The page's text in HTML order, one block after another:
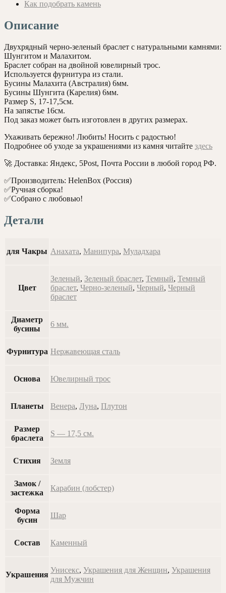
Как подобрать камень
Описание
Двухрядный черно-зеленый браслет с натуральными камнями:
Шунгитом и Малахитом.
Браслет собран на двойной ювелирный трос.
Используется фурнитура из стали.
Бусины Малахита (Австралия) 6мм.
Бусины Шунгита (Карелия) 6мм.
Размер S, 17-17,5см.
На запястье 16см.
Под заказ может быть изготовлен в других размерах.
Ухаживать бережно! Любить! Носить с радостью!
Подробнее об уходе за украшениями из камня читайте здесь
🚀 Доставка: Яндекс, 5Post, Почта России в любой город РФ.
✅Производитель: HelenBox (Россия)
✅Ручная сборка!
✅Собрано с любовью!
Детали
для Чакры Анахата, Манипура, Муладхара
Цвет
Зеленый, Зеленый браслет, Темный, Темный
браслет, Черно-зеленый, Черный, Черный
браслет
Диаметр
бусины
6 мм.
Фурнитура Нержавеющая сталь
Основа Ювелирный трос
Планеты Венера, Луна, Плутон
Размер
браслета
S — 17,5 см.
Стихия Земля
Замок /
застежка
Карабин (лобстер)
Форма
бусин
Шар
Состав Каменный
Украшения
Унисекс, Украшения для Женщин, Украшения
для Мужчин